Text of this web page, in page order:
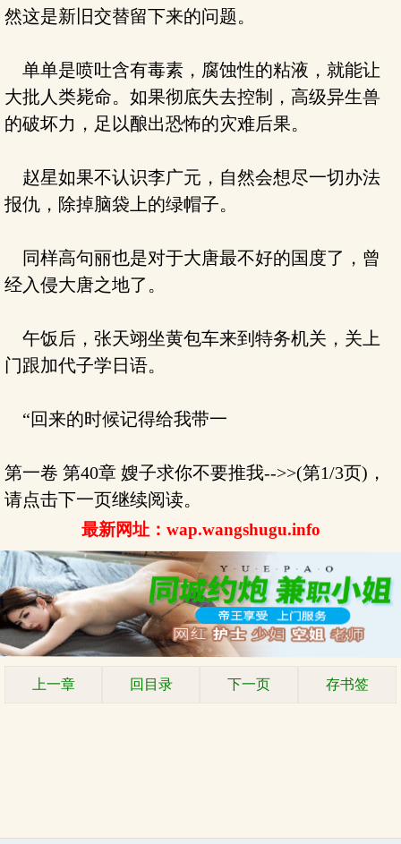
然这是新旧交替留下来的问题。
单单是喷吐含有毒素，腐蚀性的粘液，就能让
大批人类毙命。如果彻底失去控制，高级异生兽
的破坏力，足以酿出恐怖的灾难后果。
赵星如果不认识李广元，自然会想尽一切办法
报仇，除掉脑袋上的绿帽子。
同样高句丽也是对于大唐最不好的国度了，曾
经入侵大唐之地了。
午饭后，张天翊坐黄包车来到特务机关，关上
门跟加代子学日语。
“回来的时候记得给我带一
第一卷 第40章 嫂子求你不要推我-->>(第1/3页)，
请点击下一页继续阅读。
最新网址：wap.wangshugu.info
上一章 回目录 下一页 存书签